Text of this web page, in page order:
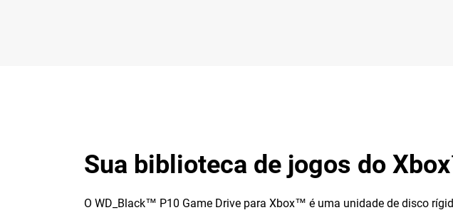
Sua biblioteca de jogos do
O WD_Black™ P10 Game Drive para Xbox™ é uma unidade de disco